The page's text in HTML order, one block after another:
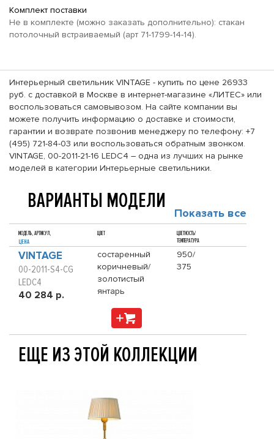
Комплект поставки
Не в комплекте (можно заказать дополнительно): стакан
потолочный встраиваемый (арт 71-1799-14-14).
Интерьерный светильник VINTAGE - купить по цене 26933
руб. с доставкой в Москве в интернет-магазине «ЛИТЕС» или
воспользоваться самовывозом. На сайте компании вы
можете получить информацию о доставке и стоимости,
гарантии и возврате позвонив менеджеру по телефону: +7
(495) 721-84-03 или воспользоваться обратным звонком.
VINTAGE, 00-2011-21-16 LEDC4 – одна из лучших на рынке
моделей в категории Интерьерные светильники.
ВАРИАНТЫ МОДЕЛИ Показать все
МОДЕЛЬ, АРТИКУЛ,
ЦЕНА
ЦВЕТ
ЦВЕТНОСТЬ/
ТЕМПЕРАТУРА
VINTAGE
00-2011-S4-CG
LEDC4
40 284 р.
состаренный
коричневый/
золотистый
янтарь
950/
375
ЕЩЕ ИЗ ЭТОЙ КОЛЛЕКЦИИ